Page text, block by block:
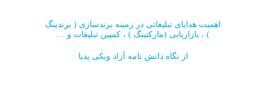
اهمیت هدایای تبلیغاتی در زمینه برندسازی ( برندینگ
) ، بازاریابی (مارکتینگ ) ، کمپین تبلیغات و …
از نگاه دانش نامه آزاد ویکی پدیا